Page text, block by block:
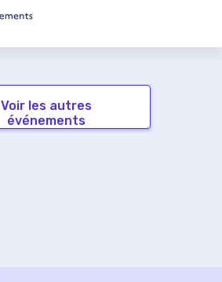
Voir les autres
événements